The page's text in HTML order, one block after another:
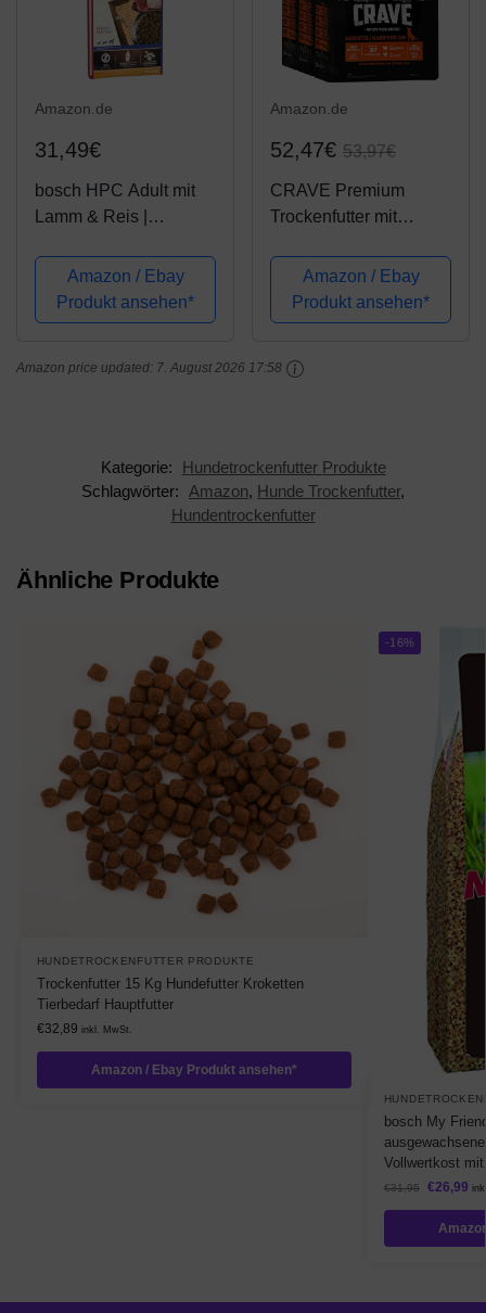
Amazon.de
31,49€
bosch HPC Adult mit
Lamm & Reis |
ausgewachsene
Hunde aller Rassen | 1
x 15 kg
Amazon / Ebay
Produkt ansehen*
Amazon.de
52,47€ 53,97€
CRAVE Premium
Trockenfutter mit
Hunde – Getreidefreies
Adult Hundefutter mit
hohem Proteingehalt –
k g
Amazon / Ebay
Produkt ansehen*
Amazon price updated: 7. August 2026 17:58
Kategorie:
Hundetrockenfutter Produkte
Schlagwörter:
Amazon, Hunde Trockenfutter,
Hundentrockenfutter
Ähnliche Produkte
HUNDETROCKENFUTTER PRODUKTE
Trockenfutter 15 Kg Hundefutter Kroketten
Tierbedarf Hauptfutter
€32,89 inkl. MwSt.
Amazon / Ebay Produkt ansehen*
-16%
bosch My
Vollwertkost
€31,95 €26,99